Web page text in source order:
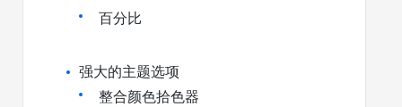
百分比
强大的主题选项
整合颜色拾色器